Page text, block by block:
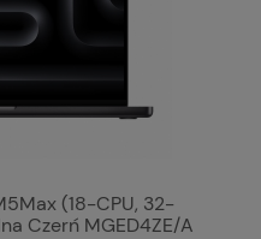
(18-CPU, 32-
Czerń MGED4ZE/A